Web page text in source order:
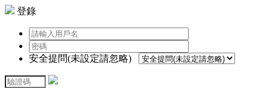
登錄
安全提問(未設定請忽略)